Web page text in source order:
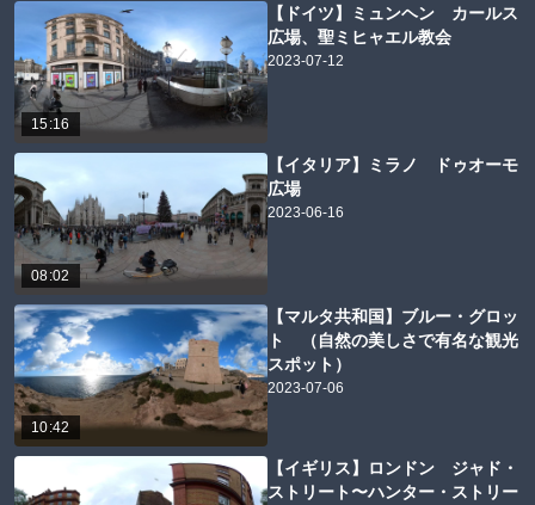
15:16
【ドイツ】ミュンヘン カールス
広場、聖ミヒャエル教会
2023-07-12
08:02
【イタリア】ミラノ ドゥオーモ
広場
2023-06-16
10:42
【マルタ共和国】ブルー・グロッ
ト （自然の美しさで有名な観光
スポット）
2023-07-06
【イギリス】ロンドン ジャド・
ストリート〜ハンター・ストリー